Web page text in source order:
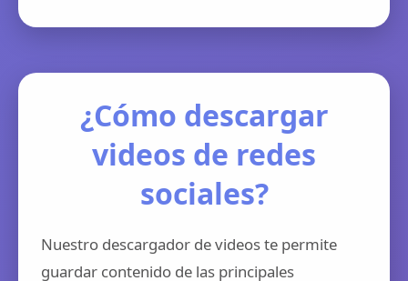
¿Cómo descargar
videos de redes
sociales?
Nuestro descargador de videos te permite
guardar contenido de las principales